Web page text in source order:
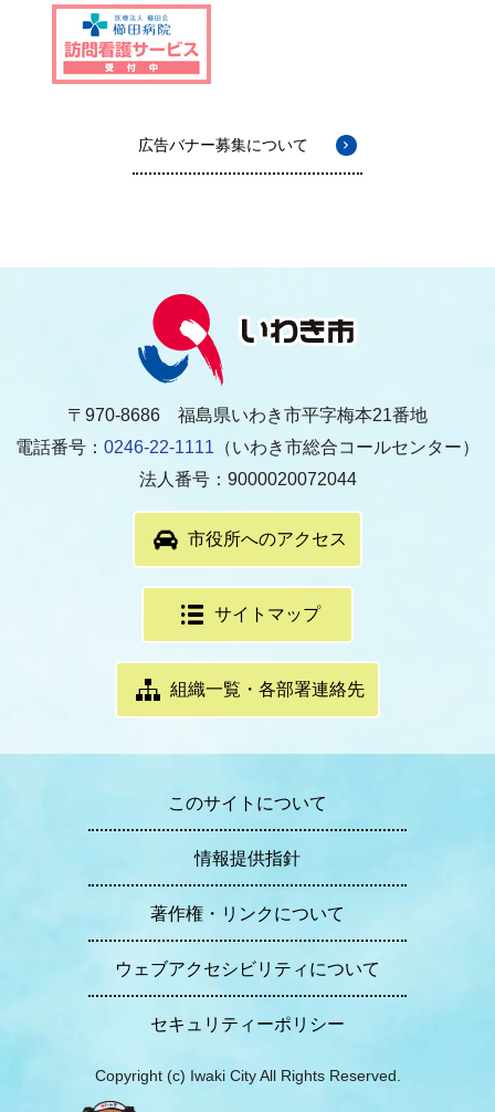
広告バナー募集について
〒970-8686 福島県いわき市平字梅本21番地
電話番号： 0246-22-1111 （いわき市総合コールセンター）
法人番号：9000020072044
市役所へのアクセス
サイトマップ
組織一覧・各部署連絡先
このサイトについて
情報提供指針
著作権・リンクについて
ウェブアクセシビリティについて
セキュリティーポリシー
Copyright (c) Iwaki City All Rights Reserved.